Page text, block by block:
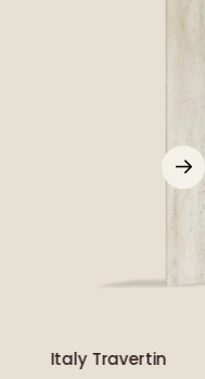
Italy Travertin